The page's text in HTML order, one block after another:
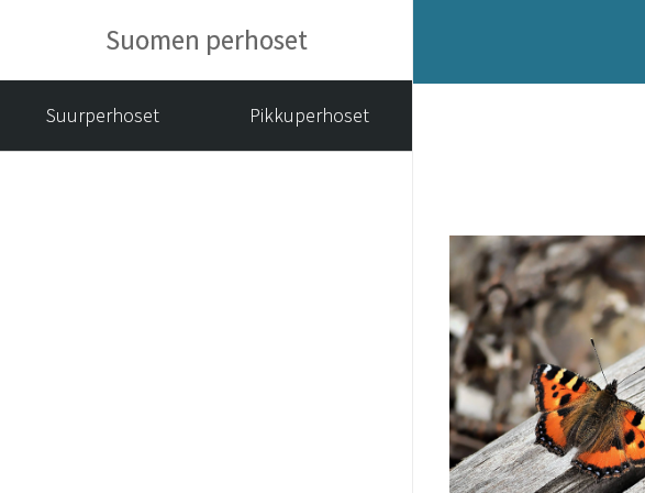
Suomen perhoset
Suurperhoset Pikkuperhoset